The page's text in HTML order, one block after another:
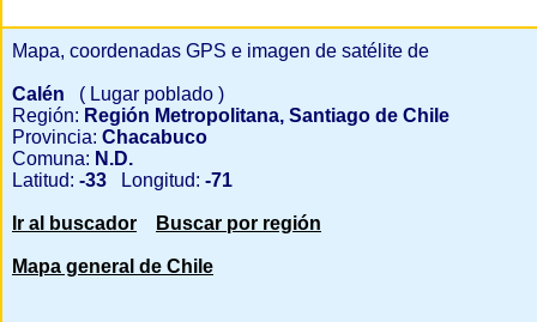
Mapa, coordenadas GPS e imagen de satélite de
Calén
( Lugar poblado )
Región: Región Metropolitana, Santiago de Chile
Provincia: Chacabuco
Comuna: N.D.
Latitud: -33 Longitud: -71
Ir al buscador Buscar por región
Mapa general de Chile